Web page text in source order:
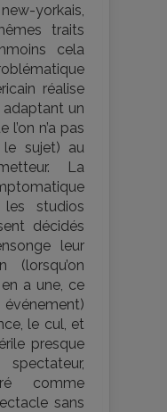
yorkais,
traits
cela
réalise
un
n’a pas
le sujet) au
La
studios
décidés
leur
(lorsqu’on
a une, ce
le cul, et
presque
comme
sans